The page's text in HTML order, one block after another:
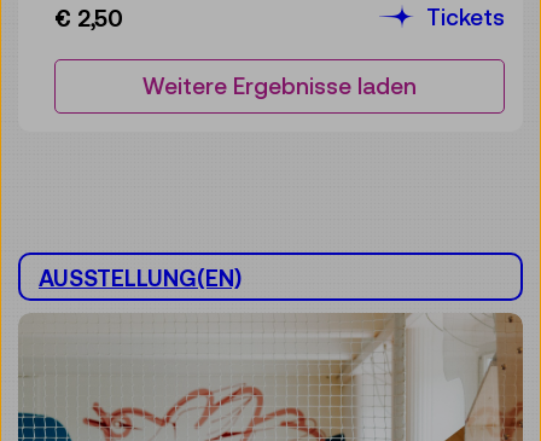
€ 2,50
Tickets
Weitere Ergebnisse laden
AUSSTELLUNG(EN)